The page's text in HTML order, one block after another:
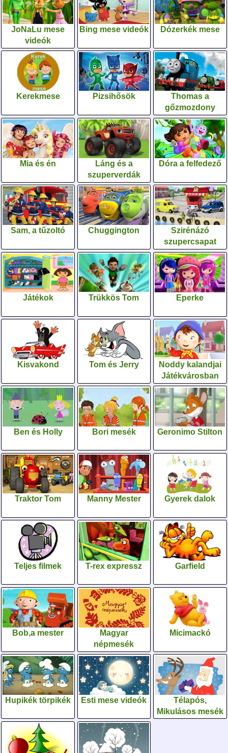
JoNaLu mese
videók
Bing mese videók Dózerkék mese
Kerekmese Pizsihősök
Thomas a
gőzmozdony
Mia és én
Láng és a
szuperverdák
Dóra a felfedező
Sam, a tűzoltó Chuggington
Szirénázó
szupercsapat
Játékok Trükkös Tom Eperke
Kisvakond Tom és Jerry
Noddy kalandjai
Játékvárosban
Ben és Holly Bori mesék Geronimo Stilton
Traktor Tom Manny Mester Gyerek dalok
Teljes filmek T-rex expressz Garfield
Bob,a mester
Magyar
népmesék
Micimackó
Hupikék törpikék Esti mese videók
Télapós,
Mikulásos mesék